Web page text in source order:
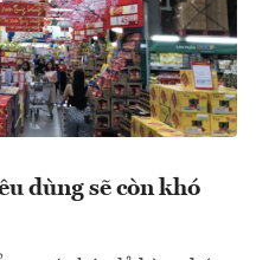
dùng sẽ còn khó